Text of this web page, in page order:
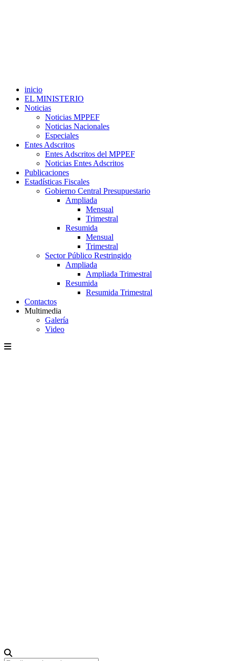
inicio
EL MINISTERIO
Noticias
Noticias MPPEF
Noticias Nacionales
Especiales
Entes Adscritos
Entes Adscritos del MPPEF
Noticias Entes Adscritos
Publicaciones
Estadísticas Fiscales
Gobierno Central Presupuestario
Ampliada
Mensual
Trimestral
Resumida
Mensual
Trimestral
Sector Público Restringido
Ampliada
Ampliada Trimestral
Resumida
Resumida Trimestral
Contactos
Multimedia
Galería
Video